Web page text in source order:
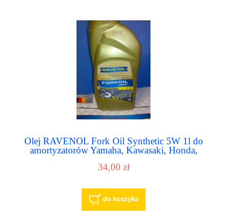
Olej RAVENOL Fork Oil Synthetic 5W 1l do
amortyzatorów Yamaha, Kawasaki, Honda,
34,00 zł
do koszyka